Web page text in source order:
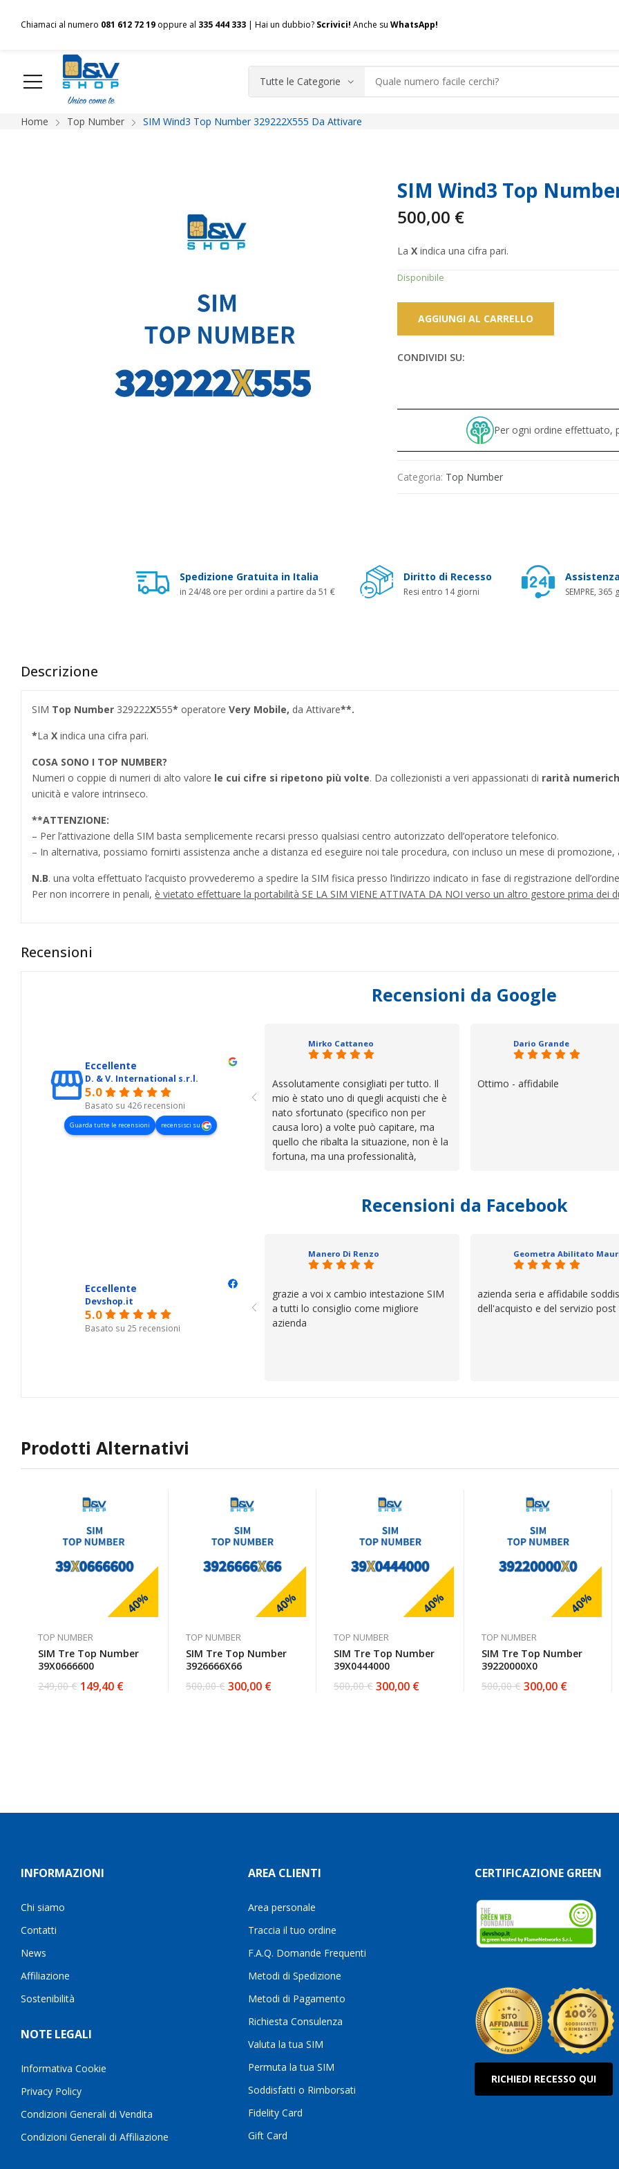
Chiamaci al numero 081 612 72 19 oppure al 335 444 333 | Hai un dubbio? Scrivici! Anche su WhatsApp!
HOME Chi siamo Shop Spedizioni Pagamenti F.A.Q. Contatti
Home Top Number SIM Wind3 Top Number 329222X555 Da Attivare
SIM Wind3 Top
500,00 €
La X indica una cifra pari.
Disponibile
AGGIUNGI AL CARRELLO
CONDIVIDI SU:
Per ogni ordine effettuato,
Categoria: Top Number
Spedizione Gratuita in Italia
in 24/48 ore per ordini a partire da 51 €
Diritto di Recesso
Resi entro 14 giorni SEMPRE, 365
Descrizione
SIM Top Number 329222X555* operatore Very Mobile, da Attivare**.
*La X indica una cifra pari.
COSA SONO I TOP NUMBER?
Numeri o coppie di numeri di alto valore le cui cifre si ripetono più volte. Da collezionisti a veri appassionati di rarità
unicità e valore intrinseco.
**ATTENZIONE:
– Per l’attivazione della SIM basta semplicemente recarsi presso qualsiasi centro autorizzato dell’operatore telefonico.
– In alternativa, possiamo fornirti assistenza anche a distanza ed eseguire noi tale procedura, con incluso un mese di promozione,
N.B. una volta effettuato l’acquisto provvederemo a spedire la SIM fisica presso l’indirizzo indicato in fase di registrazione
Per non incorrere in penali, è vietato effettuare la portabilità SE LA SIM VIENE ATTIVATA DA NOI verso un altro gestore prima dei
Recensioni
Recensioni da Google
Eccellente
D. & V. International s.r.l.
5.0
Basato su 426 recensioni
Guarda tutte le recensioni recensisci su
Mirko Cattaneo
Assolutamente consigliati per tutto. Il
mio è stato uno di quegli acquisti che è
nato sfortunato (specifico non per
causa loro) a volte può capitare, ma
quello che ribalta la situazione, non è la
fortuna, ma una professionalità,
cose. Be', io qui è proprio quello che ho
trovato, un atteggiamento che va oltre
se avete bisogno siete in ottime mani.
Dario Grande
Ottimo - affidabile
Recensioni da Facebook
Eccellente
Devshop.it
5.0
Basato su 25 recensioni
Manero Di Renzo
grazie a voi x cambio intestazione SIM
a tutti lo consiglio come migliore
azienda
azienda seria e affidabile
dell'acquisto e del servizio post
Prodotti Alternativi
40%
TOP NUMBER
SIM Tre Top Number
39X0666600
249,00€
Il 149,40 €
Il
40%
TOP NUMBER
SIM Tre Top Number
3926666X66
500,00€
Il 300,00 €
Il
40%
TOP NUMBER
SIM Tre Top Number
39X0444000
500,00€
Il 300,00 €
Il
40%
TOP NUMBER
SIM Tre Top Number
39220000X0
500,00€
Il 300,00 €
Il
INFORMAZIONI
Chi siamo
Contatti
News
Affiliazione
Sostenibilità
NOTE LEGALI
Informativa Cookie
Privacy Policy
Condizioni Generali di Vendita
Condizioni Generali di Affiliazione
AREA CLIENTI
Area personale
Traccia il tuo ordine
F.A.Q. Domande Frequenti
Metodi di Spedizione
Metodi di Pagamento
Richiesta Consulenza
Valuta la tua SIM
Permuta la tua SIM
Soddisfatti o Rimborsati
Fidelity Card
Gift Card
CERTIFICAZIONE GREEN
RICHIEDI RECESSO QUI